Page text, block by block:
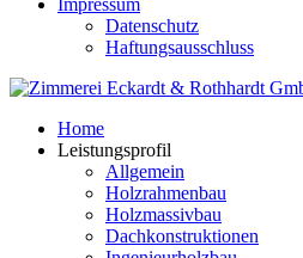
Impressum
Datenschutz
Haftungsausschluss
Home
Leistungsprofil
Allgemein
Holzrahmenbau
Holzmassivbau
Dachkonstruktionen